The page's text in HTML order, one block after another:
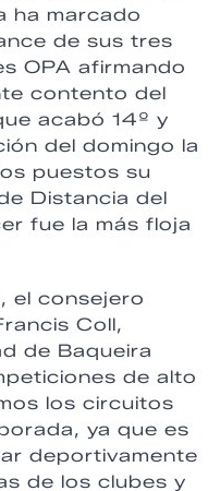
ha marcado
de sus tres
OPA afirmando
contento del
acabó 14º y
del domingo la
puestos su
Distancia del
fue la más floja
el consejero
Coll,
de Baqueira
de alto
los circuitos
ya que es
deportivamente
de los clubes y